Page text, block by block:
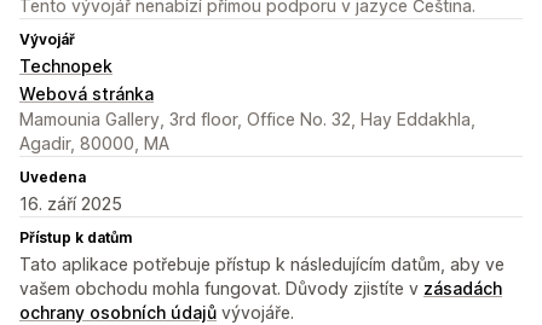
Tento vývojář nenabízí přímou podporu v jazyce Čeština.
Vývojář
Technopek
Webová stránka
Mamounia Gallery, 3rd floor, Office No. 32, Hay Eddakhla,
Agadir, 80000, MA
Uvedena
16. září 2025
Přístup k datům
Tato aplikace potřebuje přístup k následujícím datům, aby ve
vašem obchodu mohla fungovat. Důvody zjistíte v zásadách
ochrany osobních údajů vývojáře.